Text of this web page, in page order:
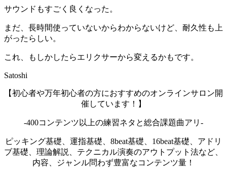
サウンドもすごく良くなった。
まだ、長時間使っていないからわからないけど、耐久性も上
がったらしい。
これ、もしかしたらエリクサーから変えるかもです。
Satoshi
【初心者や万年初心者の方におすすめのオンラインサロン開
催しています！】
-400コンテンツ以上の練習ネタと総合課題曲アリ-
ピッキング基礎、運指基礎、8beat基礎、16beat基礎、アドリ
ブ基礎、理論解説、テクニカル演奏のアウトプット法など、
内容、ジャンル問わず豊富なコンテンツ量！